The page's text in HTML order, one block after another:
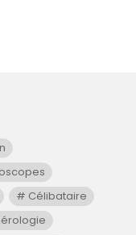
Célibataire